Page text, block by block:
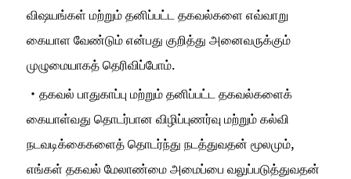
விஷயங்கள் மற்றும் தனிப்பட்ட தகவல்களை எவ்வாறு
கையாள வேண்டும் என்பது குறித்து அனைவருக்கும்
முழுமையாகத் தெரிவிப்போம்.
・தகவல் பாதுகாப்பு மற்றும் தனிப்பட்ட தகவல்களைக்
கையாள்வது தொடர்பான விழிப்புணர்வு மற்றும் கல்வி
நடவடிக்கைகளைத் தொடர்ந்து நடத்துவதன் மூலமும்,
எங்கள் தகவல் மேலாண்மை அமைப்பை வலுப்படுத்துவதன்